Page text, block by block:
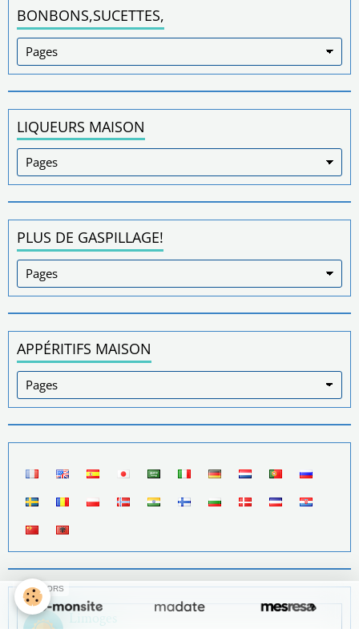
BONBONS,SUCETTES,
LIQUEURS MAISON
PLUS DE GASPILLAGE!
APPÉRITIFS MAISON
Limoges
SPONSORS